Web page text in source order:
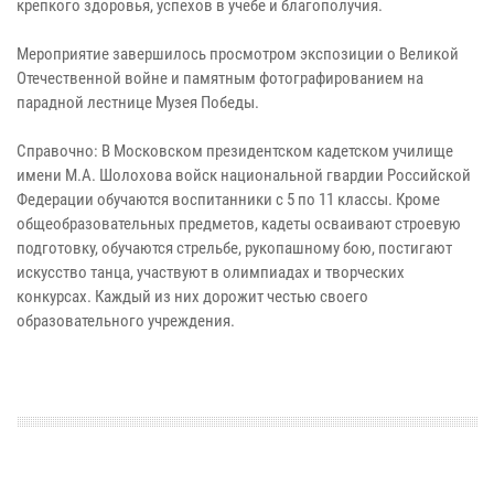
крепкого здоровья, успехов в учебе и благополучия.
Мероприятие завершилось просмотром экспозиции о Великой
Отечественной войне и памятным фотографированием на
парадной лестнице Музея Победы.
Справочно: В Московском президентском кадетском училище
имени М.А. Шолохова войск национальной гвардии Российской
Федерации обучаются воспитанники с 5 по 11 классы. Кроме
общеобразовательных предметов, кадеты осваивают строевую
подготовку, обучаются стрельбе, рукопашному бою, постигают
искусство танца, участвуют в олимпиадах и творческих
конкурсах. Каждый из них дорожит честью своего
образовательного учреждения.